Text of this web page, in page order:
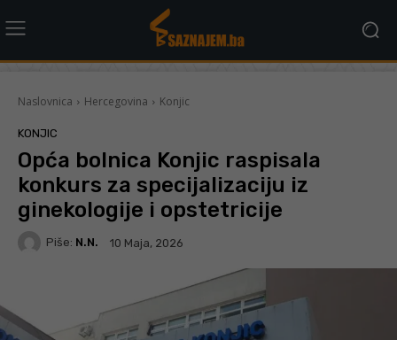
Naslovnica Hercegovina Konjic
KONJIC
Opća bolnica Konjic raspisala
konkurs za specijalizaciju iz
ginekologije i opstetricije
Piše: N.N. 10 Maja, 2026